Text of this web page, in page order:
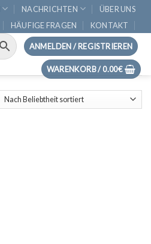
NACHRICHTEN
ÜBER UNS
HÄUFIGE FRAGEN
KONTAKT
ANMELDEN / REGISTRIEREN
WARENKORB /0.00€